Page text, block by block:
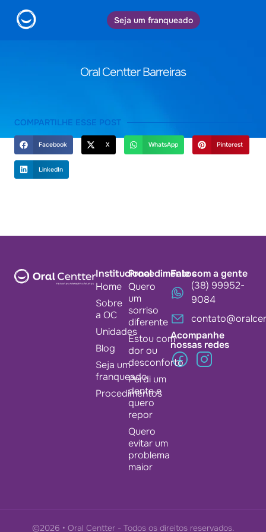
Seja um franqueado
Oral Centter Barreiras
COMPARTILHE ESSE POST
Facebook X WhatsApp Pinterest
LinkedIn
Institucional
Home
Sobre
a OC
Unidades
Blog
Seja um
franqueado
Procedimentos
Procedimentos
Quero
um
sorriso
diferente
Estou com
dor ou
desconforto
Perdi um
dente e
quero
repor
Quero
evitar um
problema
maior
Fale com a gente
(38) 99952-
9084
Acompanhe
nossas redes
©2026 • Oral Centter - Todos os direitos reservados.